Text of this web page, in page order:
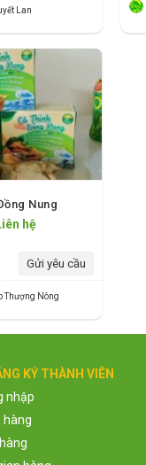
Lan
Nung
hệ
Gửi yêu cầu
Thượng Nông
KÝ THÀNH VIÊN
nhập
hàng